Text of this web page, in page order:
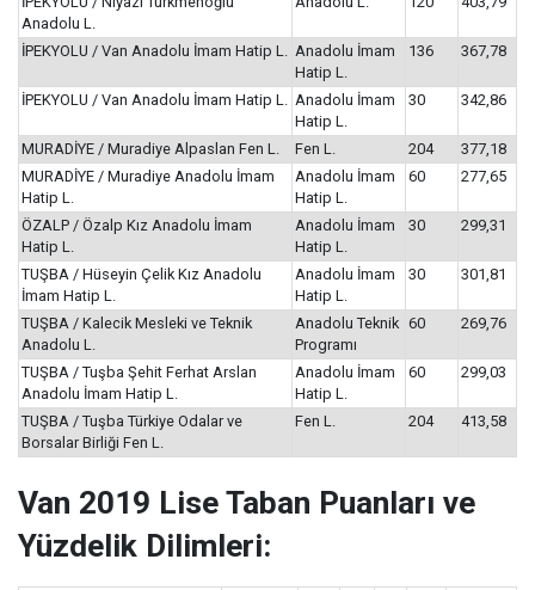
Anadolu L.
İPEKYOLU / Van Anadolu İmam Hatip L. Anadolu İmam
Hatip L.
136 367,78
İPEKYOLU / Van Anadolu İmam Hatip L. Anadolu İmam
Hatip L.
30 342,86
MURADİYE / Muradiye Alpaslan Fen L. Fen L. 204
377,18
MURADİYE / Muradiye Anadolu İmam
Hatip L.
Anadolu İmam
Hatip L.
60 277,65
ÖZALP / Özalp Kız Anadolu İmam
Hatip L.
Anadolu İmam
Hatip L.
30 299,31
TUŞBA / Hüseyin Çelik Kız Anadolu
İmam Hatip L.
Anadolu İmam
Hatip L.
30 301,81
TUŞBA / Kalecik Mesleki ve Teknik
Anadolu L.
Anadolu Teknik
Programı
60 269,76
TUŞBA / Tuşba Şehit Ferhat Arslan
Anadolu İmam Hatip L.
Anadolu İmam
Hatip L.
60 299,03
TUŞBA / Tuşba Türkiye Odalar ve
Borsalar Birliği Fen L.
Fen L. 204 413,58
Van 2019 Lise Taban Puanları ve
Yüzdelik Dilimleri: